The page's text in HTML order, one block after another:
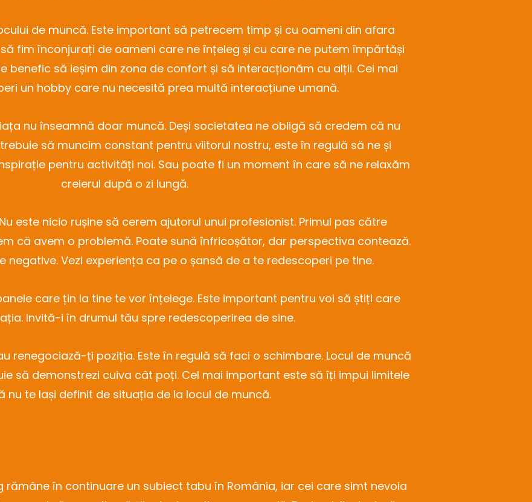
de muncă. Este important să petrecem timp și cu oameni din afara
fim înconjurați de oameni care ne înțeleg și cu care ne putem împărtăși
benefic să ieșim din zona de confort și să interacționăm cu alții. Cei mai
un hobby care nu necesită prea multă interacțiune umană.
nu înseamnă doar muncă. Deși societatea ne obligă să credem că nu
să muncim constant pentru viitorul nostru, este în regulă să ne și
pentru activități noi. Sau poate fi un moment în care să ne relaxăm
creierul după o zi lungă.
este nicio rușine să cerem ajutorul unui profesionist. Primul pas către
că avem o problemă. Poate sună înfricoșător, dar perspectiva contează.
negative. Vezi experiența ca pe o șansă de a te redescoperi pe tine.
care țin la tine te vor înțelege. Este important pentru voi să știți care
Invită-i în drumul tău spre redescoperirea de sine.
renegociază-ți poziția. Este în regulă să faci o schimbare. Locul de muncă
să demonstrezi cuiva cât poți. Cel mai important este să îți impui limitele
nu te lași definit de situația de la locul de muncă.
rămâne în continuare un subiect tabu în România, iar cei care simt nevoia